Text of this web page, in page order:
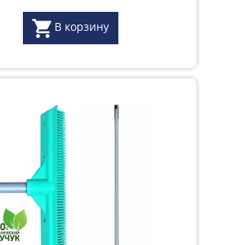
В корзину